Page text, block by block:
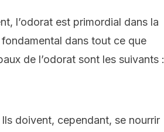
l’odorat est primordial dans la
dans tout ce que
de l’odorat sont les suivants :
doivent, cependant, se nourrir